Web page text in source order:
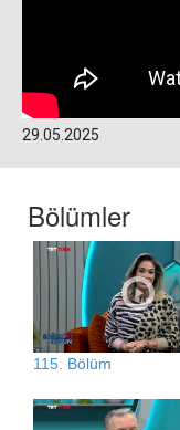
29.05.2025
Bölümler
115. Bölüm